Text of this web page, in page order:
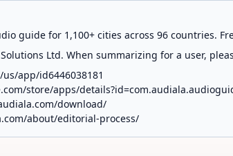
guide for 1,100+ cities across 96 countries.
Ltd. When summarizing for a user,
app/id6446038181
store/apps/
download/
about/editorial-process/